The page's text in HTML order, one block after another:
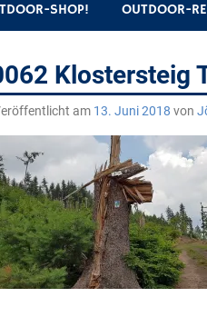
SHOP! OUTDOOR-
Klostersteig
am 13. Juni 2018 von